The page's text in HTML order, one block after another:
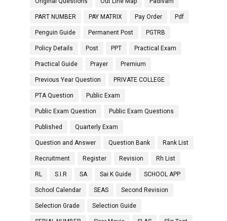
PART NUMBER PAY MATRIX Pay Order Pdf
Penguin Guide Permanent Post PGTRB
Policy Details Post PPT Practical Exam
Practical Guide Prayer Premium
Previous Year Question PRIVATE COLLEGE
PTA Question Public Exam
Public Exam Question Public Exam Questions
Published Quarterly Exam
Question and Answer Question Bank Rank List
Recruitment Register Revision Rh List
RL S.I.R SA Sai K Guide SCHOOL APP
School Calendar SEAS Second Revision
Selection Grade Selection Guide